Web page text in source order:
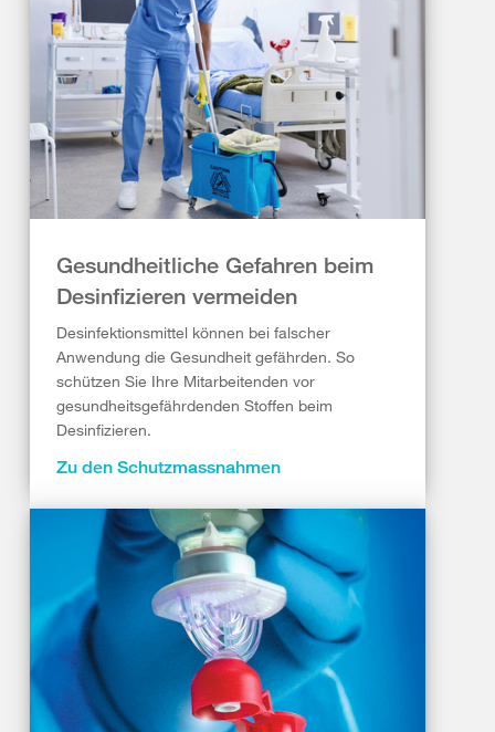
Gesundheitliche Gefahren beim
Desinfizieren vermeiden
Desinfektionsmittel können bei falscher
Anwendung die Gesundheit gefährden. So
schützen Sie Ihre Mitarbeitenden vor
gesundheitsgefährdenden Stoffen beim
Desinfizieren.
Zu den Schutzmassnahmen